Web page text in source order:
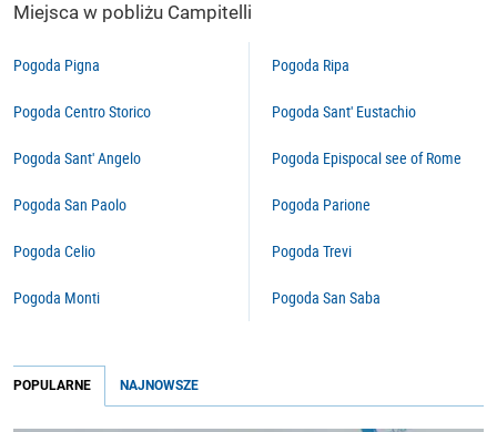
Miejsca w pobliżu Campitelli
Pogoda Pigna
Pogoda Centro Storico
Pogoda Sant' Angelo
Pogoda San Paolo
Pogoda Celio
Pogoda Monti
Pogoda Ripa
Pogoda Sant' Eustachio
Pogoda Epispocal see of Rome
Pogoda Parione
Pogoda Trevi
Pogoda San Saba
POPULARNE NAJNOWSZE